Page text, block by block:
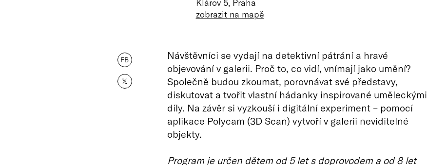
Klárov 5, Praha
zobrazit na mapě
FB
𝕏
Návštěvníci se vydají na detektivní pátrání a hravé
objevování v galerii. Proč to, co vidí, vnímají jako umění?
Společně budou zkoumat, porovnávat své představy,
diskutovat a tvořit vlastní hádanky inspirované uměleckými
díly. Na závěr si vyzkouší i digitální experiment – pomocí
aplikace Polycam (3D Scan) vytvoří v galerii neviditelné
objekty.
Program je určen dětem od 5 let s doprovodem a od 8 let